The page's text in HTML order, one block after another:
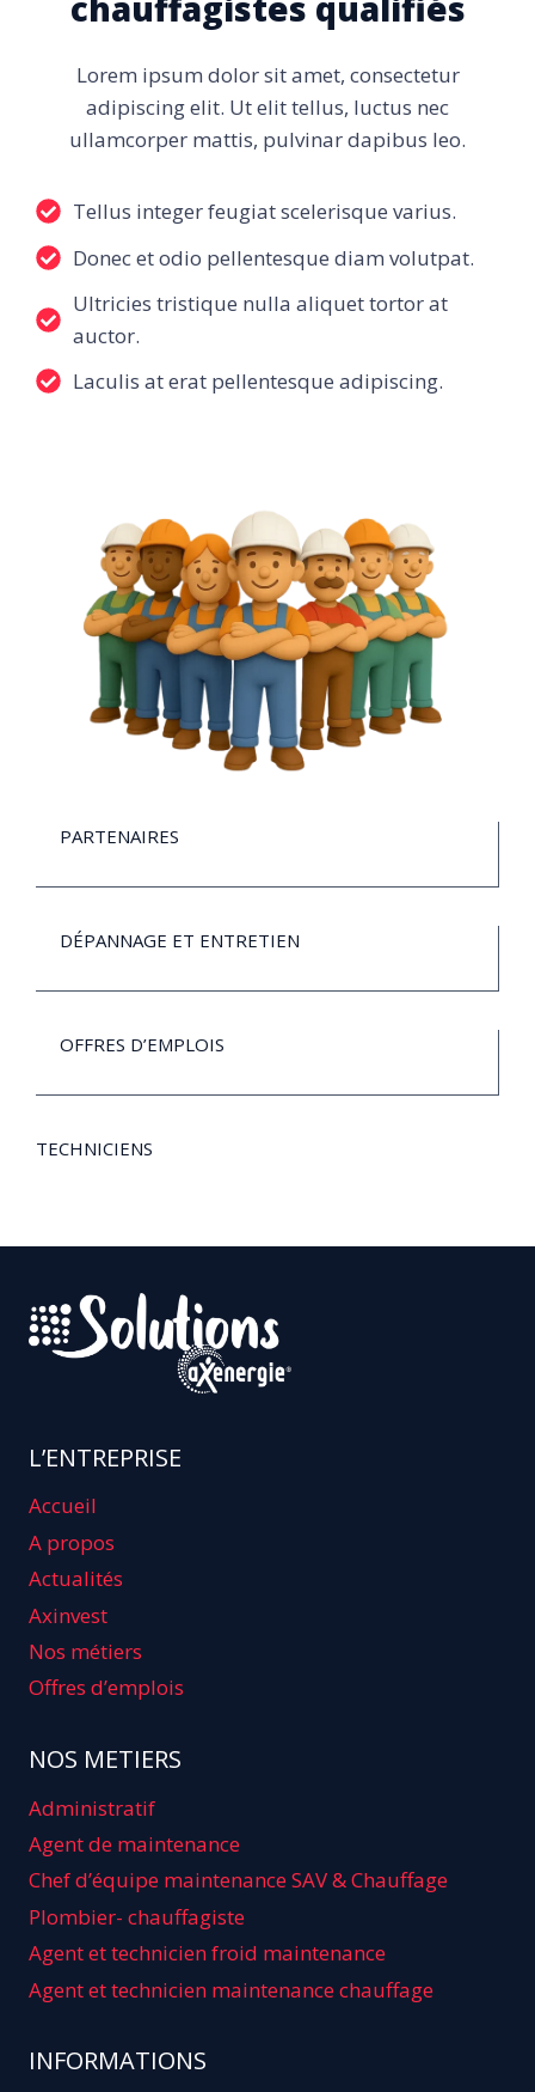
Lorem ipsum dolor sit amet, consectetur
adipiscing elit. Ut elit tellus, luctus nec
ullamcorper mattis, pulvinar dapibus leo.
Tellus integer feugiat scelerisque varius.
Donec et odio pellentesque diam volutpat.
Ultricies tristique nulla aliquet tortor at
auctor.
Laculis at erat pellentesque adipiscing.
PARTENAIRES
DÉPANNAGE ET ENTRETIEN
OFFRES D’EMPLOIS
TECHNICIENS
L’ENTREPRISE
Accueil
A propos
Actualités
Axinvest
Nos métiers
Offres d’emplois
NOS METIERS
Administratif
Agent de maintenance
Chef d’équipe maintenance SAV & Chauffage
Plombier- chauffagiste
Agent et technicien froid maintenance
Agent et technicien maintenance chauffage
INFORMATIONS